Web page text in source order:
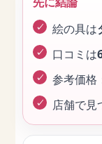
絵の具は
口コミは
参考価格
店舗で